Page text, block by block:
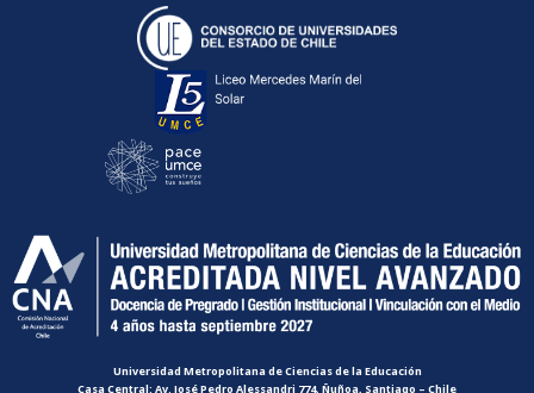
Universidad Metropolitana de Ciencias de la Educación
Casa Central: Av. José Pedro Alessandri 774, Ñuñoa, Santiago – Chile